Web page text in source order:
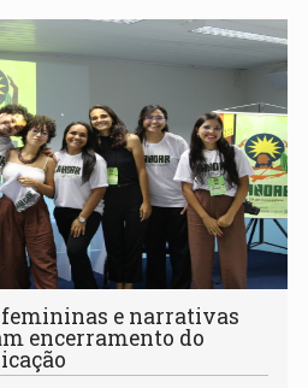
femininas e narrativas
encerramento do